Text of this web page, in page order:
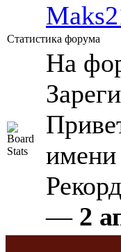
Статистика форума
На
имени
— 2